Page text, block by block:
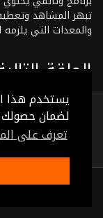
يستخدم هذا
لضمان
تعرف على
تبهر المشاهد
والمعدات التي
الحلقة
(0:21:59)